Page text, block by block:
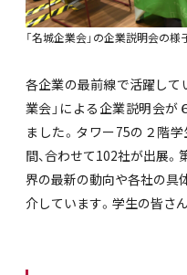
「名城企業会」の企業説明会の様
各企業の最前線で活躍して
業会」による企業説明会が
ました。タワー75の２階
間、合わせて102社が出展
界の最新の動向や各社の具
介しています。学生の皆さ